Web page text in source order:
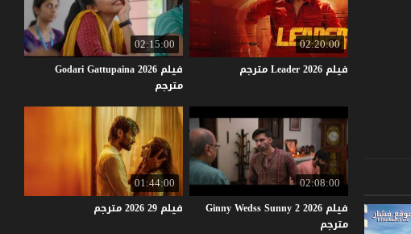
02:20:00
فيلم Leader2026 مترجم
02:15:00
فيلم Godari Gattupaina 2026
مترجم
02:08:00
فيلم Ginny Wedss Sunny 2 2026
مترجم
01:44:00
فيلم 29
2026مترجم